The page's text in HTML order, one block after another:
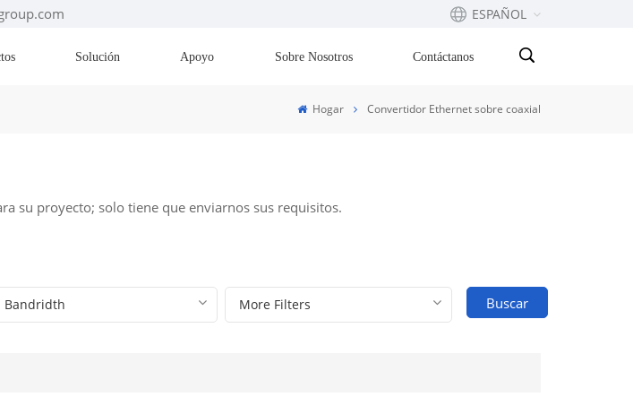
ESPAÑOL
بالعربية
Solución Apoyo Sobre Nosotros Contáctanos
Hogar Convertidor Ethernet sobre coaxial
su proyecto; solo tiene que enviarnos sus requisitos.
Buscar